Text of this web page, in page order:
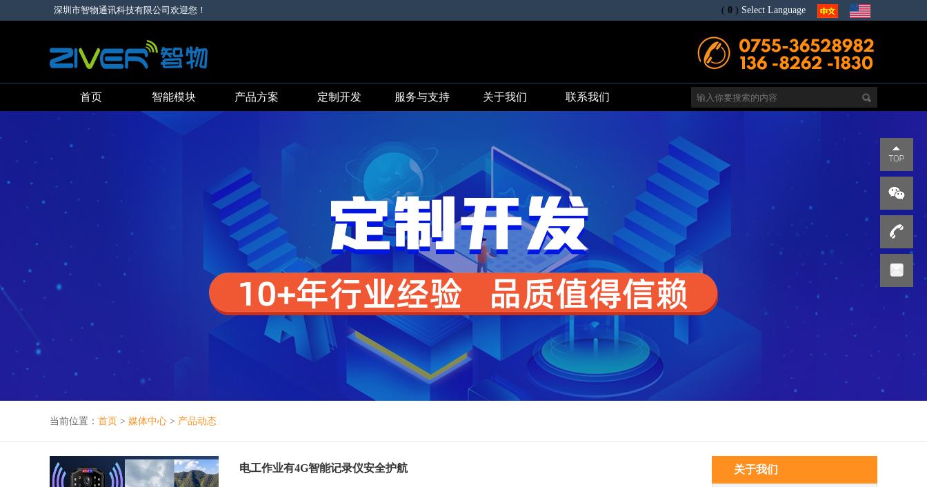
深圳市智物通讯科技有限公司欢迎您！ ( 0 ) Select Language
首页 智能模块 产品方案 定制开发 服务与支持 关于我们 联系我们
当前位置： 首页 > 媒体中心 > 产品动态
电工作业有4G智能记录仪安全护航 关于我们